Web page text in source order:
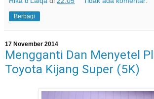
Berbagi
17 November 2014
Mengganti Dan Menyetel
Toyota Kijang Super (5K)